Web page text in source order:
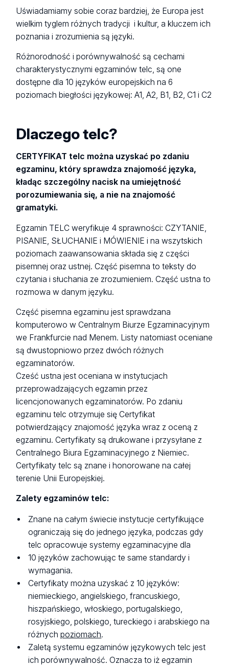
Uświadamiamy sobie coraz bardziej, że Europa jest
wielkim tyglem różnych tradycji i kultur, a kluczem ich
poznania i zrozumienia są języki.
Różnorodność i porównywalność są cechami
charakterystycznymi egzaminów telc, są one
dostępne dla 10 języków europejskich na 6
poziomach biegłości językowej: A1, A2, B1, B2, C1 i C2
Dlaczego telc?
CERTYFIKAT telc można uzyskać po zdaniu
egzaminu, który sprawdza znajomość języka,
kładąc szczególny nacisk na umiejętność
porozumiewania się, a nie na znajomość
gramatyki.
Egzamin TELC weryfikuje 4 sprawności: CZYTANIE,
PISANIE, SŁUCHANIE i MÓWIENIE i na wszytskich
poziomach zaawansowania składa się z części
pisemnej oraz ustnej. Część pisemna to teksty do
czytania i słuchania ze zrozumieniem. Część ustna to
rozmowa w danym języku.
Część pisemna egzaminu jest sprawdzana
komputerowo w Centralnym Biurze Egzaminacyjnym
we Frankfurcie nad Menem. Listy natomiast oceniane
są dwustopniowo przez dwóch różnych
egzaminatorów.
Cześć ustna jest oceniana w instytucjach
przeprowadzających egzamin przez
licencjonowanych egzaminatorów. Po zdaniu
egzaminu telc otrzymuje się Certyfikat
potwierdzający znajomość języka wraz z oceną z
egzaminu. Certyfikaty są drukowane i przysyłane z
Centralnego Biura Egzaminacyjnego z Niemiec.
Certyfikaty telc są znane i honorowane na całej
terenie Unii Europejskiej.
Zalety egzaminów telc:
Znane na całym świecie instytucje certyfikujące
ograniczają się do jednego języka, podczas gdy
telc opracowuje systemy egzaminacyjne dla
10 języków zachowując te same standardy i
wymagania.
Certyfikaty można uzyskać z 10 języków:
niemieckiego, angielskiego, francuskiego,
hiszpańskiego, włoskiego, portugalskiego,
rosyjskiego, polskiego, tureckiego i arabskiego na
różnychpoziomach.
Zaletą systemu egzaminów językowych telc jest
ich porównywalność. Oznacza to iż egzamin